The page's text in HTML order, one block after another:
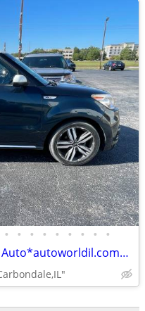
• • • • • • • • •
2018 Kia Soul 1-Million Edition Auto*autoworldil.com* "MUST SEE THIS"